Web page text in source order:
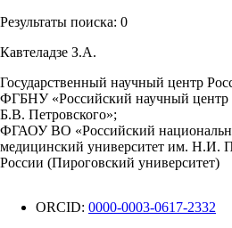
Результаты поиска: 0
Кавтеладзе З.А.
Государственный научный центр
ФГБНУ «Российский научный центр
Б.В. Петровского»;
ФГАОУ ВО «Российский
медицинский университет им. Н.И.
России (Пироговский университет)
ORCID: 0000-0003-0617-2332